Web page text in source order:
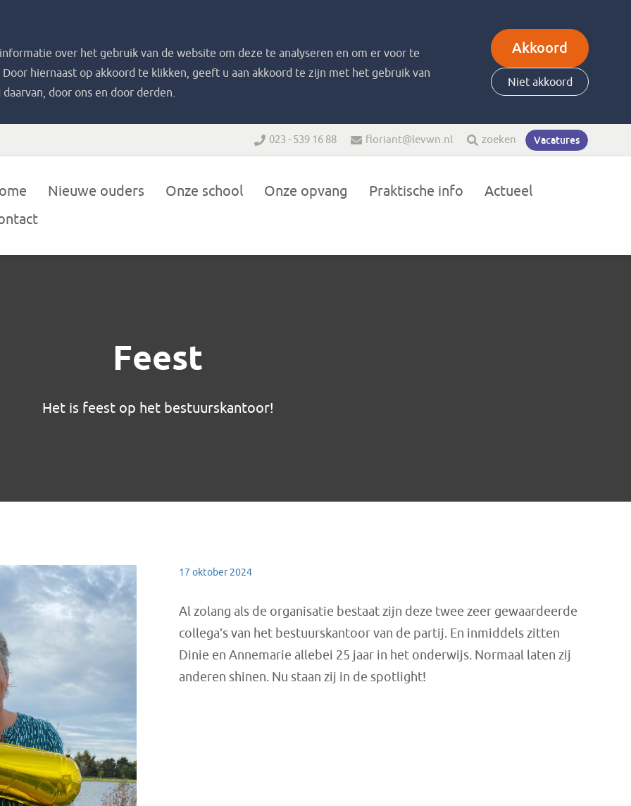
over het gebruik van de website om deze te analyseren en om er voor te
hiernaast op akkoord te klikken, geeft u aan akkoord te zijn met het gebruik van
door ons en door derden.
Akkoord
Niet akkoord
023 - 539 16 88 floriant@levwn.nl zoeken Vacatures
Nieuwe ouders Onze school Onze opvang Praktische info
Actueel
Feest
Het is feest op het bestuurskantoor!
17 oktober 2024
Al zolang als de organisatie bestaat zijn deze twee zeer gewaardeerde
collega’s van het bestuurskantoor van de partij. En inmiddels zitten
Dinie en Annemarie allebei 25 jaar in het onderwijs. Normaal laten zij
anderen shinen. Nu staan zij in de spotlight!